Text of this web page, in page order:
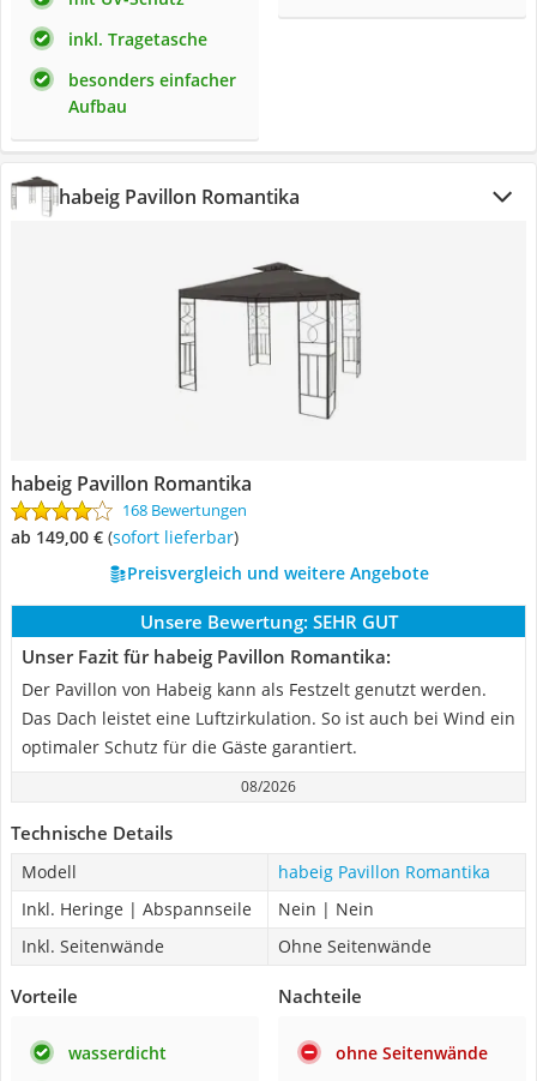
inkl. Tragetasche
besonders einfacher
Aufbau
habeig Pavillon Romantika
habeig Pavillon Romantika
168 Bewertungen
ab 149,00 € ( Sofort lieferbar)
Preisvergleich und weitere Angebote
Unsere Bewertung: SEHR GUT
Unser Fazit für habeig Pavillon Romantika:
Der Pavillon von Habeig kann als Festzelt genutzt werden.
Das Dach leistet eine Luftzirkulation. So ist auch bei Wind ein
optimaler Schutz für die Gäste garantiert.
08/2026
Technische Details
Modell
habeig Pavillon Romantika
Inkl. Heringe | Abspannseile
Nein | Nein
Inkl. Seitenwände
Ohne Seitenwände
Vorteile
wasserdicht
Nachteile
ohne Seitenwände